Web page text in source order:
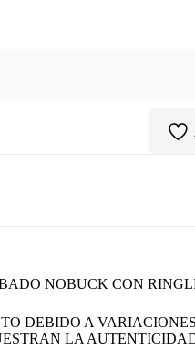
NOBUCK CON
DEBIDO A
LA